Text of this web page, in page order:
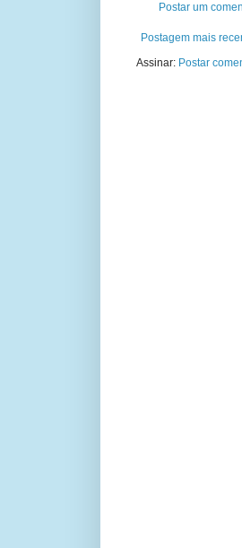
Postar um
Postagem mais
Assinar: Postar